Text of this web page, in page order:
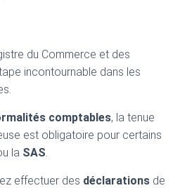
du Commerce et des
incontournable dans les
comptables, la tenue
est obligatoire pour certains
la SAS.
effectuer des déclarations de